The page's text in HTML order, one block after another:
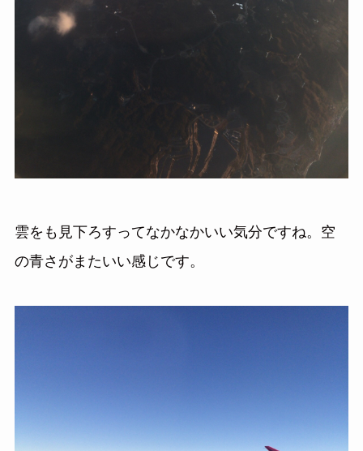
雲をも見下ろすってなかなかいい気分ですね。空
の青さがまたいい感じです。